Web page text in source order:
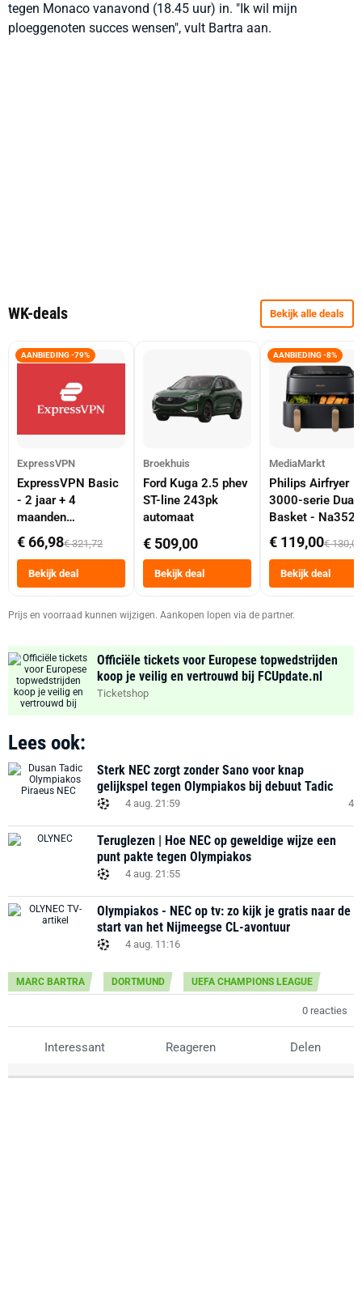
tegen Monaco vanavond (18.45 uur) in. "Ik wil mijn
ploeggenoten succes wensen", vult Bartra aan.
WK-deals Bekijk alle deals
AANBIEDING -79%
ExpressVPN
ExpressVPN Basic
- 2 jaar + 4
maanden
abonnement
€ 66,98€ 321,72
Bekijk deal
Broekhuis
Ford Kuga 2.5 phev
ST-line 243pk
automaat
€ 509,00
Bekijk deal
AANBIEDING -8%
MediaMarkt
Philips Airfryer
3000-serie Dual
Basket -
Dubbele Mand 9
Tot 6 Personen
Heteluchtfriteuse
Zwart
€ 119,00€ 130,00
Bekijk deal
Prijs en voorraad kunnen wijzigen. Aankopen lopen via de partner.
Officiële tickets voor Europese topwedstrijden
koop je veilig en vertrouwd bij FCUpdate.nl
Ticketshop
Lees ook:
Sterk NEC zorgt zonder Sano voor knap
gelijkspel tegen Olympiakos bij debuut Tadic
4 aug. 21:59 4
Teruglezen | Hoe NEC op geweldige wijze een
punt pakte tegen Olympiakos
4 aug. 21:55
Olympiakos - NEC op tv: zo kijk je gratis naar de
start van het Nijmeegse CL-avontuur
4 aug. 11:16
MARC BARTRA DORTMUND UEFA CHAMPIONS LEAGUE
0 reacties
Interessant Reageren Delen